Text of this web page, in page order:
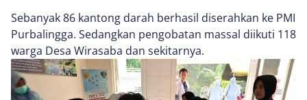
Sebanyak 86 kantong darah berhasil diserahkan ke PMI
Purbalingga. Sedangkan pengobatan massal diikuti 118
warga Desa Wirasaba dan sekitarnya.